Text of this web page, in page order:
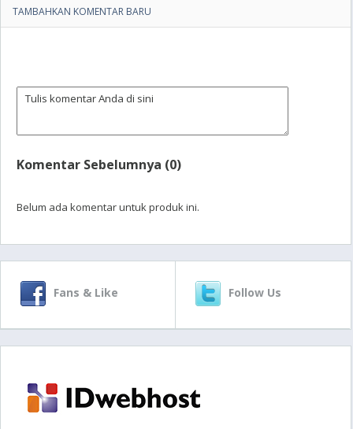
TAMBAHKAN KOMENTAR BARU
Komentar Sebelumnya (0)
Belum ada komentar untuk produk ini.
Fans & Like Follow Us